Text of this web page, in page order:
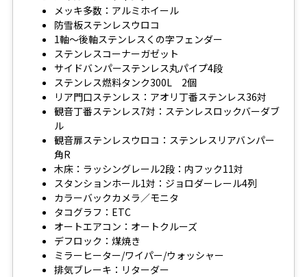
メッキ多数：アルミホイール
防雪板ステンレスウロコ
1軸～後軸ステンレスくの字フェンダー
ステンレスコーナーガゼット
サイドバンパーステンレス丸パイプ4段
ステンレス燃料タンク300L 2個
リア門口ステンレス：アオリ丁番ステンレス36対
観音丁番ステンレス7対：ステンレスロックバーダブ
ル
観音扉ステンレスウロコ：ステンレスリアバンパー
角R
木床：ラッシングレール2段：内フック11対
スタンションホール1対：ジョロダーレール4列
カラーバックカメラ／モニタ
タコグラフ：ETC
オートエアコン：オートクルーズ
デフロック：煤焼き
ミラーヒーター/ワイパー/ウォッシャー
排気ブレーキ：リターダー